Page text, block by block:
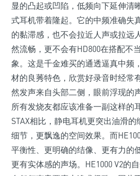
显的凸起或凹陷，低频向下延伸清
式耳机带着隆起。它的中频准确失
的黏滞感，也不会拉近人声或拉远
然流畅，更不会有HD800在搭配不
象。这是千金难买的通透逼真中频
材的良莠特色，欣赏好录音时经常
然发声来自头部二侧，眼前浮现的
所有发烧友都应该准备一副这样的
STAX相比，静电耳机更突出油滑
细节，更飘逸的空间效果。而
平衡性、更明确的结像、更有力的
更有实体感的声场。HE1000 V2的